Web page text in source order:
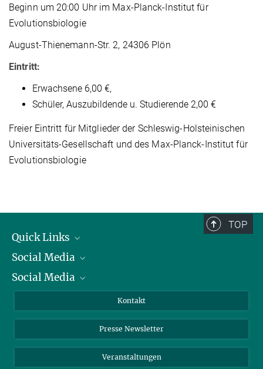
Beginn um 20:00 Uhr im Max-Planck-Institut für
Evolutionsbiologie
August-Thienemann-Str. 2, 24306 Plön
Eintritt:
Erwachsene 6,00 €,
Schüler, Auszubildende u. Studierende 2,00 €
Freier Eintritt für Mitglieder der Schleswig-Holsteinischen
Universitäts-Gesellschaft und des Max-Planck-Institut für
Evolutionsbiologie
TOP
Quick Links
Präsident
Zahlen und Fakten
Meldestelle Fehlverhalten
Social Media
Bluesky
TikTok
Social Media
Instagram
YouTube
Kontakt
Presse Newsletter
Veranstaltungen